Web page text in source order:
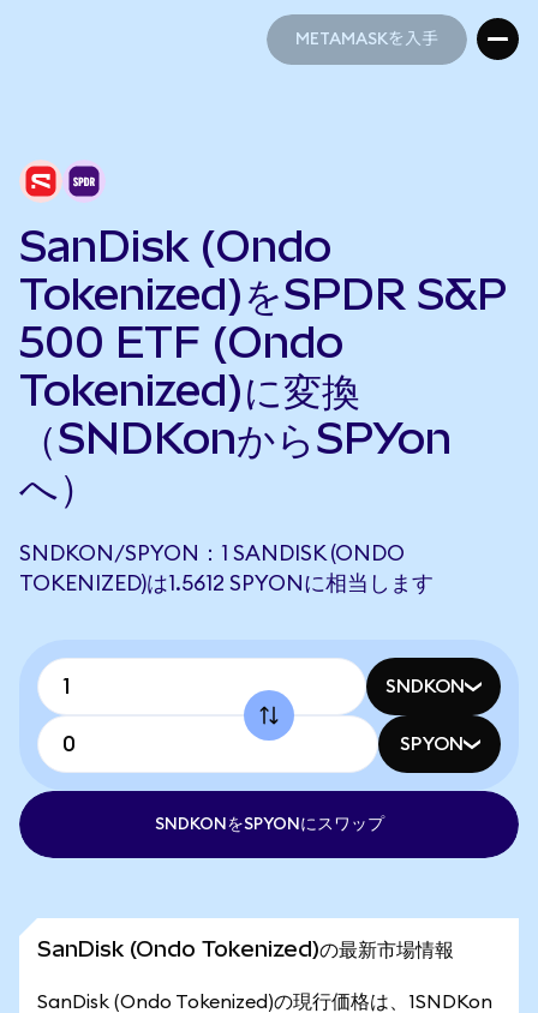
METAMASKを入手
SanDisk (Ondo
Tokenized)をSPDR S&P
500 ETF (Ondo
Tokenized)に変換
（SNDKonからSPYon
へ）
SNDKON/SPYON：1 SANDISK (ONDO
TOKENIZED)は1.5612 SPYONに相当します
SNDKON
SPYON
SNDKONをSPYONにスワップ
SanDisk (Ondo Tokenized)の最新市場情報
SanDisk (Ondo Tokenized)の現行価格は、1SNDKon